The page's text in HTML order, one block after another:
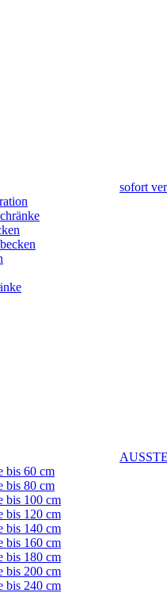
sofort
bis 60 cm
bis 80 cm
bis 100 cm
bis 120 cm
bis 140 cm
bis 160 cm
bis 180 cm
bis 200 cm
bis 240 cm